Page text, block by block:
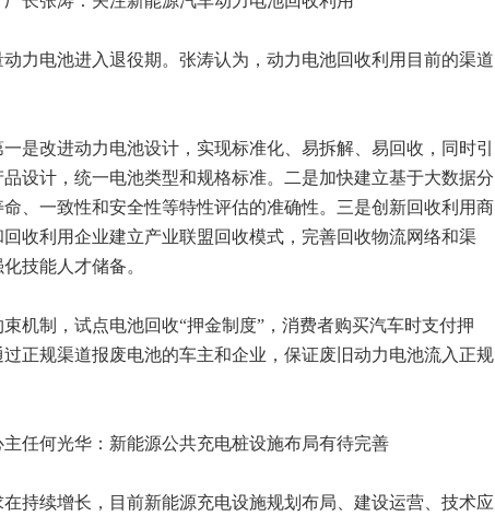
电池进入退役期。张涛认为，动力电池回收利用目前的渠道
改进动力电池设计，实现标准化、易拆解、易回收，同时引
设计，统一电池类型和规格标准。二是加快建立基于大数据分
、一致性和安全性等特性评估的准确性。三是创新回收利用商
收利用企业建立产业联盟回收模式，完善回收物流网络和渠
技能人才储备。
制，试点电池回收“押金制度”，消费者购买汽车时支付押
正规渠道报废电池的车主和企业，保证废旧动力电池流入正规
何光华：新能源公共充电桩设施布局有待完善
续增长，目前新能源充电设施规划布局、建设运营、技术应